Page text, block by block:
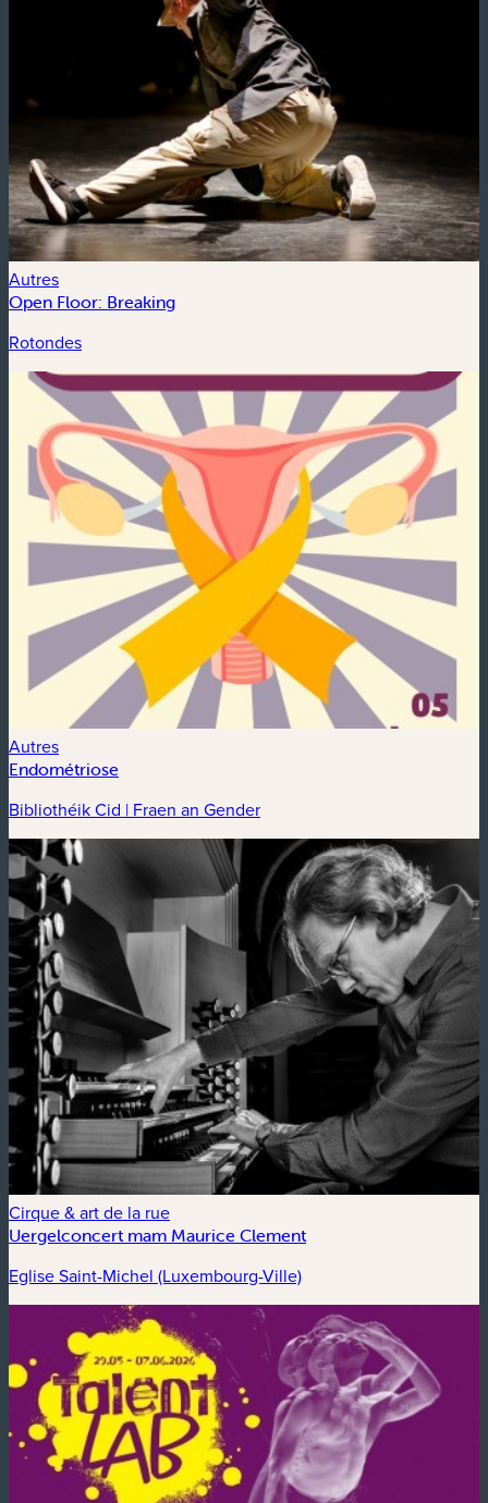
Autres
Open Floor: Breaking
Rotondes
Autres
Endométriose
Bibliothéik Cid | Fraen an Gender
Cirque & art de la rue
Uergelconcert mam Maurice Clement
Eglise Saint-Michel (Luxembourg-Ville)